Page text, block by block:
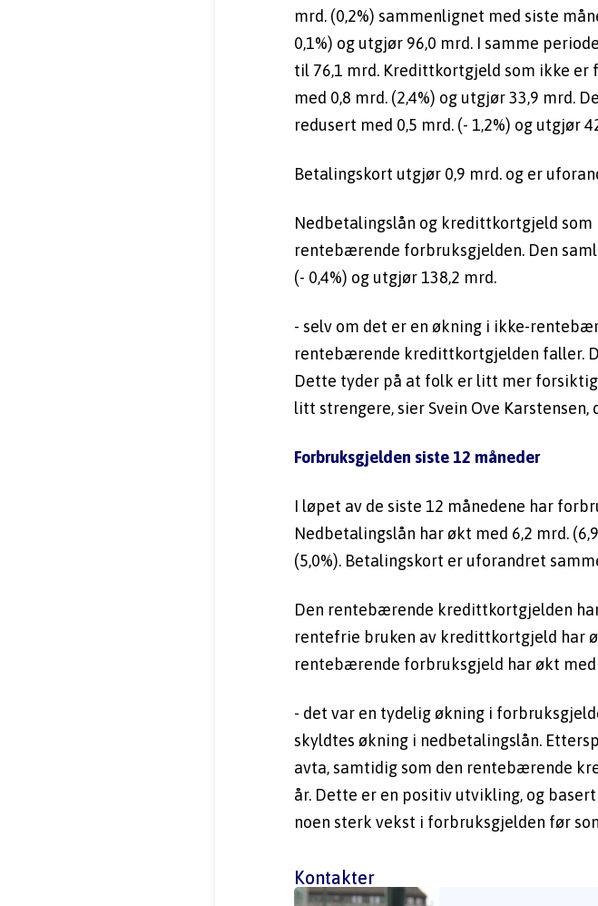
mrd. (0,2%) sammenlignet med siste
0,1%) og utgjør 96,0 mrd. I samme
til 76,1 mrd. Kredittkortgjeld som ikke
med 0,8 mrd. (2,4%) og utgjør 33,9
redusert med 0,5 mrd. (- 1,2%) og utgjør
Betalingskort utgjør 0,9 mrd. og er
Nedbetalingslån og kredittkortgjeld
rentebærende forbruksgjelden. Den
(- 0,4%) og utgjør 138,2 mrd.
- selv om det er en økning i ikke-
rentebærende kredittkortgjelden faller.
Dette tyder på at folk er litt mer
litt strengere, sier Svein Ove
Forbruksgjelden siste 12 måneder
I løpet av de siste 12 månedene har
Nedbetalingslån har økt med 6,2 mrd.
(5,0%). Betalingskort er uforandret
Den rentebærende kredittkortgjelden
rentefrie bruken av kredittkortgjeld har
rentebærende forbruksgjeld har økt med
- det var en tydelig økning i
skyldtes økning i nedbetalingslån.
avta, samtidig som den rentebærende
år. Dette er en positiv utvikling, og
noen sterk vekst i forbruksgjelden før
Kontakter